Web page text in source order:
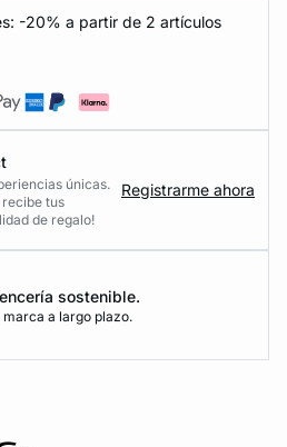
-20% a partir de 2 artículos
únicas.
recibe tus
de regalo!
Registrarme ahora
sostenible.
a largo plazo.